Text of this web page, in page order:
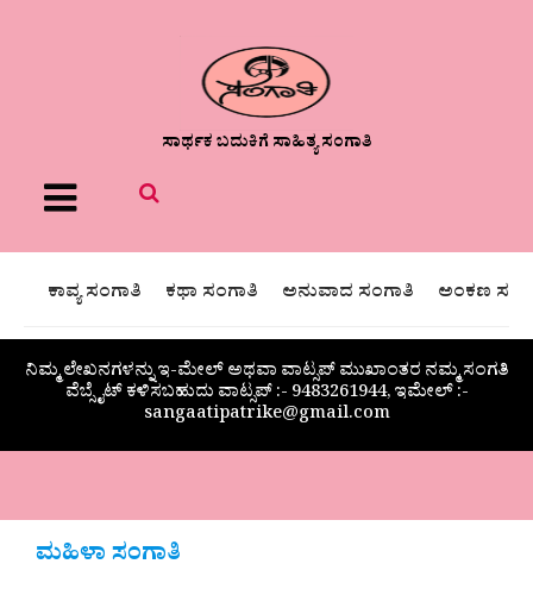
ಸಾರ್ಥಕ ಬದುಕಿಗೆ ಸಾಹಿತ್ಯ ಸಂಗಾತಿ
Menu
ಕಾವ್ಯ ಸಂಗಾತಿ ಕಥಾ ಸಂಗಾತಿ ಅನುವಾದ ಸಂಗಾತಿ ಅಂಕಣ
ನಿಮ್ಮ ಲೇಖನಗಳನ್ನು ಇ-ಮೇಲ್ ಅಥವಾ ವಾಟ್ಸಪ್ ಮುಖಾಂತರ ನಮ್ಮ ಸಂಗತಿ
ವೆಬ್ಸೈಟ್ ಕಳಿಸಬಹುದು ವಾಟ್ಸಪ್‌ :- 9483261944, ಇಮೇಲ್ :-
sangaatipatrike@gmail.com
ಮಹಿಳಾ ಸಂಗಾತಿ